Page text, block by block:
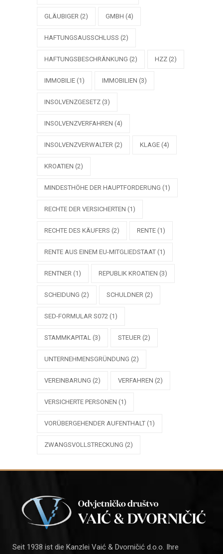
GLÄUBIGER (2) GMBH (4)
HAFTUNGSAUSSCHLUSS (2)
HAFTUNGSBESCHRÄNKUNG (2) HZZ (2)
IMMOBILIE (1) IMMOBILIEN (3)
INSOLVENZGESETZ (3)
INSOLVENZVERFAHREN (4)
INSOLVENZVERWALTER (2) KLAGE (4)
KROATIEN (2)
MINDESTHÖHE DER HAUPTFORDERUNG (1)
RECHTE DER VERSICHERTEN (1)
RECHTE DES KÄUFERS (2) RENTE (1)
RENTE AUS EINEM EU-MITGLIEDSTAAT (1)
RENTNER (1) REPUBLIK KROATIEN (3)
SCHEIDUNG (2) SCHULDNER (2)
SED-FORMULAR S072 (1)
STAMMKAPITAL (3) STEUER (2)
UNTERNEHMENSGRÜNDUNG (2)
VEREINBARUNG (2) VERFAHREN (2)
VERSICHERTE PERSONEN (1)
VORÜBERGEHENDER AUFENTHALT (1)
ZWANGSVOLLSTRECKUNG (2)
Seit 1938 ist die Kanzlei Vaić & Dvorničić d.o.o. Ihre